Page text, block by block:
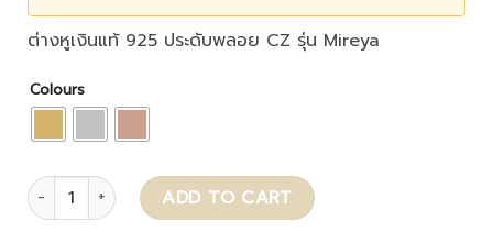
ต่างหูเงินแท้ 925 ประดับพลอย CZ รุ่น Mireya
Colours
Mireya quantity ADD TO CART